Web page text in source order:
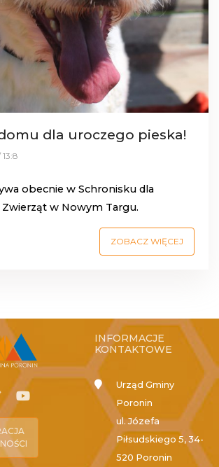
dla uroczego pieska!
obecnie w Schronisku dla
w Nowym Targu.
ZOBACZ WIĘCEJ
INFORMACJE
KONTAKTOWE
Urząd Gminy
Poronin
ul. Józefa
Piłsudskiego 5, 34-
520 Poronin